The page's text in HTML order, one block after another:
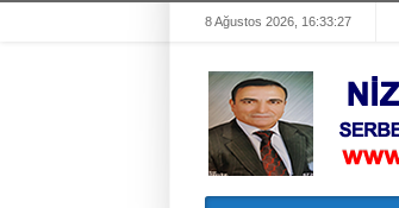
8 Ağustos 2026, 16:33:27